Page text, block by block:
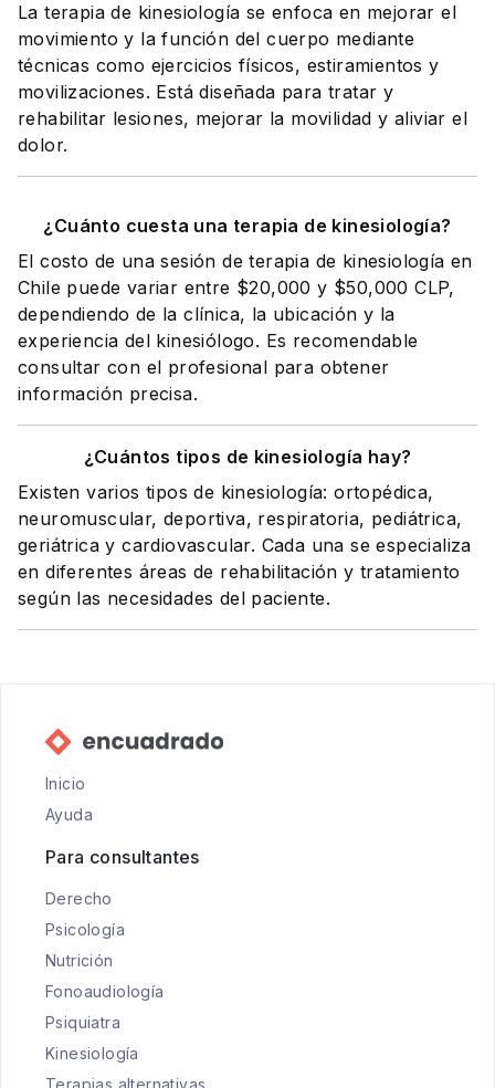
La terapia de kinesiología se enfoca en mejorar el
movimiento y la función del cuerpo mediante
técnicas como ejercicios físicos, estiramientos y
movilizaciones. Está diseñada para tratar y
rehabilitar lesiones, mejorar la movilidad y aliviar el
dolor.
¿Cuánto cuesta una terapia de kinesiología?
El costo de una sesión de terapia de kinesiología en
Chile puede variar entre $20,000 y $50,000 CLP,
dependiendo de la clínica, la ubicación y la
experiencia del kinesiólogo. Es recomendable
consultar con el profesional para obtener
información precisa.
¿Cuántos tipos de kinesiología hay?
Existen varios tipos de kinesiología: ortopédica,
neuromuscular, deportiva, respiratoria, pediátrica,
geriátrica y cardiovascular. Cada una se especializa
en diferentes áreas de rehabilitación y tratamiento
según las necesidades del paciente.
Inicio
Ayuda
Para consultantes
Derecho
Psicología
Nutrición
Fonoaudiología
Psiquiatra
Kinesiología
Terapias alternativas